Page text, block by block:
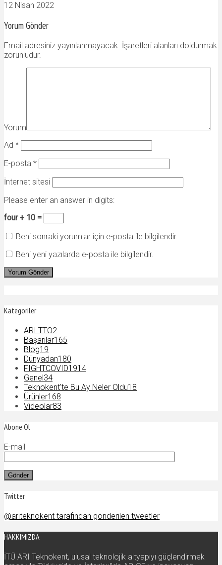
12 Nisan 2022
Yorum Gönder
Email adresiniz yayınlanmayacak. İşaretleri alanları doldurmak
zorunludur.
Yorum
Ad *
E-posta *
İnternet sitesi
Please enter an answer in digits:
four + 10 =
Beni sonraki yorumlar için e-posta ile bilgilendir.
Beni yeni yazılarda e-posta ile bilgilendir.
Kategoriler
ARI TTO2
Başarılar165
Blog19
Dünyadan180
FIGHTCOVID1914
Genel 34
Teknokent'te Bu Ay Neler Oldu18
Ürünler168
Videolar83
Abone Ol
E-mail
Twitter
@ariteknokent tarafından gönderilen tweetler
HAKKIMIZDA
İTÜ ARI Teknokent, ulusal teknolojik altyapıyı güçlendirmek